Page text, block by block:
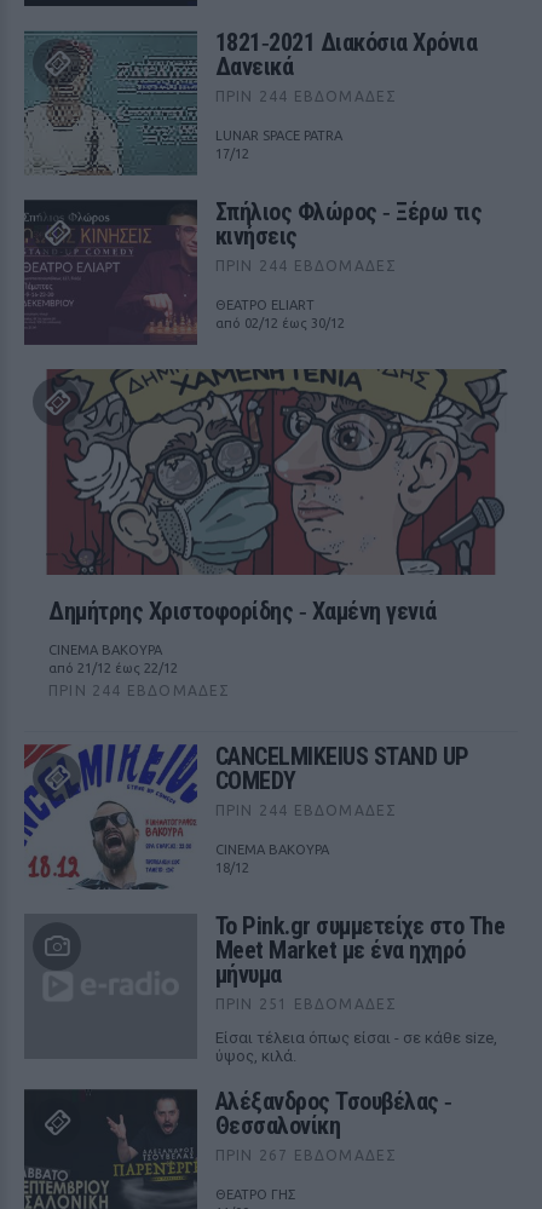
1821‑2021 Διακόσια Χρόνια
Δανεικά
ΠΡΙΝ 244 ΕΒΔΟΜΆΔΕΣ
LUNAR SPACE PATRA
17/12
Σπήλιος Φλώρος ‑ Ξέρω τις
κινήσεις
ΠΡΙΝ 244 ΕΒΔΟΜΆΔΕΣ
ΘΕΑΤΡΟ ELIART
από 02/12 έως 30/12
Δημήτρης Χριστοφορίδης ‑ Χαμένη γενιά
CINEMA ΒΑΚΟΥΡΑ
από 21/12 έως 22/12
ΠΡΙΝ 244 ΕΒΔΟΜΆΔΕΣ
CANCELMIKEIUS STAND UP
COMEDY
ΠΡΙΝ 244 ΕΒΔΟΜΆΔΕΣ
CINEMA ΒΑΚΟΥΡΑ
18/12
Το Pink.gr συμμετείχε στο The
Meet Market με ένα ηχηρό
μήνυμα
ΠΡΙΝ 251 ΕΒΔΟΜΆΔΕΣ
Είσαι τέλεια όπως είσαι - σε κάθε size,
ύψος, κιλά.
Αλέξανδρος Τσουβέλας ‑
Θεσσαλονίκη
ΠΡΙΝ 267 ΕΒΔΟΜΆΔΕΣ
ΘΕΑΤΡΟ ΓΗΣ